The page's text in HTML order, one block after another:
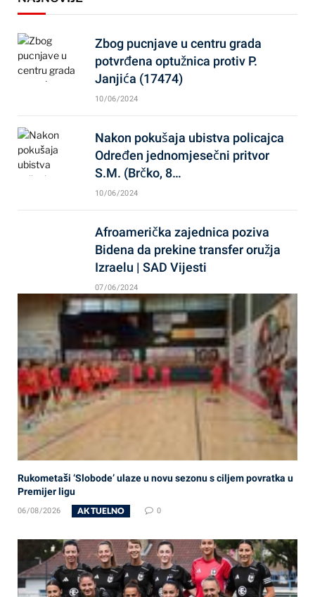
Zbog pucnjave u centru grada
potvrđena optužnica protiv P.
Janjića (17474)
10/06/2024
Nakon pokušaja ubistva policajca
Određen jednomjesečni pritvor
S.M. (Brčko, 8…
10/06/2024
Afroamerička zajednica poziva
Bidena da prekine transfer oružja
Izraelu | SAD Vijesti
07/06/2024
Rukometaši ‘Slobode’ ulaze u novu sezonu s ciljem povratka u
Premijer ligu
06/08/2026 AKTUELNO 0